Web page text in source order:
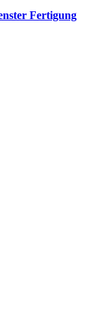
Fertigung